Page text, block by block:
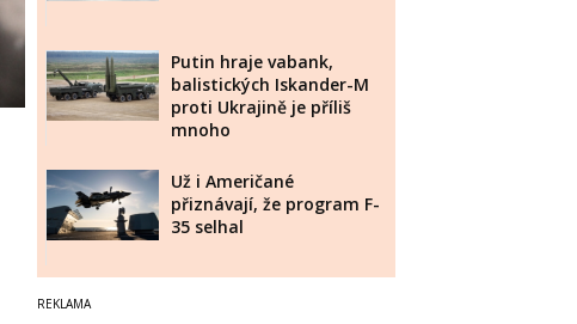
Putin hraje vabank,
balistických Iskander-M
proti Ukrajině je příliš
mnoho
Už i Američané
přiznávají, že program F-
35 selhal